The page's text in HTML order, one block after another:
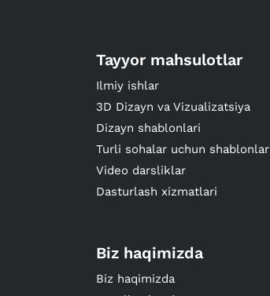
Tayyor mahsulotlar
Ilmiy ishlar
3D Dizayn va Vizualizatsiya
Dizayn shablonlari
Turli sohalar uchun shablonlar
Video darsliklar
Dasturlash xizmatlari
Biz haqimizda
Biz haqimizda